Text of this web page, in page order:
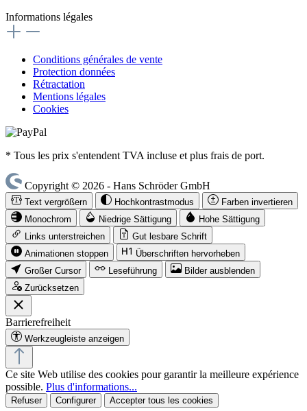
Informations légales
Conditions générales de vente
Protection données
Rétractation
Mentions légales
Cookies
* Tous les prix s'entendent TVA incluse et plus frais de port.
Copyright © 2026 - Hans Schröder GmbH
Text vergrößern Hochkontrastmodus
Farben invertieren
Monochrom
Niedrige Sättigung
Hohe Sättigung
Links unterstreichen
Gut lesbare Schrift
Animationen stoppen
Überschriften hervorheben
Großer Cursor
Leseführung
Bilder ausblenden
Zurücksetzen
Barrierefreiheit
Werkzeugleiste anzeigen
Ce site Web utilise des cookies pour garantir la meilleure expérience
possible. Plus d'informations...
Refuser Configurer Accepter tous les cookies